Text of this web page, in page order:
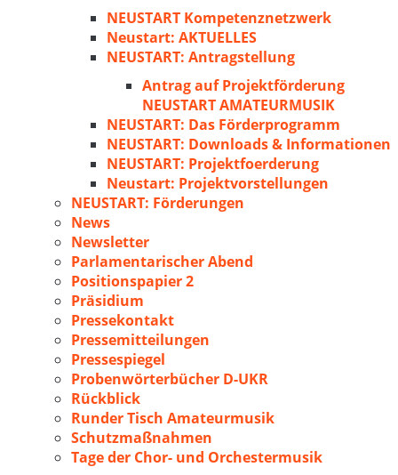
NEUSTART Kompetenznetzwerk
Neustart: AKTUELLES
NEUSTART: Antragstellung
Antrag auf Projektförderung
NEUSTART AMATEURMUSIK
NEUSTART: Das Förderprogramm
NEUSTART: Downloads & Informationen
NEUSTART: Projektfoerderung
Neustart: Projektvorstellungen
NEUSTART: Förderungen
News
Newsletter
Parlamentarischer Abend
Positionspapier 2
Präsidium
Pressekontakt
Pressemitteilungen
Pressespiegel
Probenwörterbücher D-UKR
Rückblick
Runder Tisch Amateurmusik
Schutzmaßnahmen
Tage der Chor- und Orchestermusik